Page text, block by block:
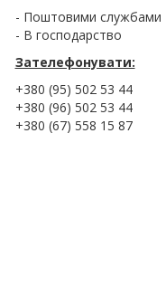
- Поштовими службами
- В господарство
Зателефонувати:
+380 (95) 502 53 44
+380 (96) 502 53 44
+380 (67) 558 15 87